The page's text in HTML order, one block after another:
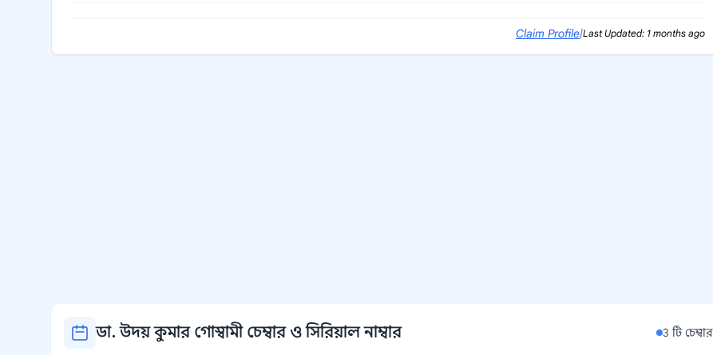
Claim Profile|Last Updated: 1 months ago
ডা. উদয় কুমার গোস্বামী চেম্বার ও সিরিয়াল নাম্বার 3 টি চেম্বার